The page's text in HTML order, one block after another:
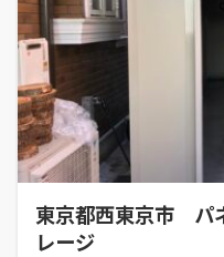
東京都西東京市
レージ